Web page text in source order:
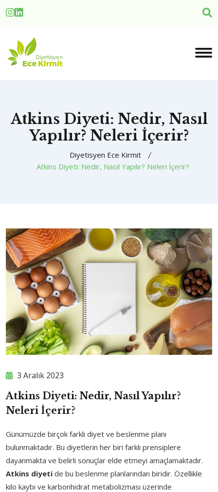
Atkins Diyeti: Nedir, Nasıl
Yapılır? Neleri İçerir?
Diyetisyen Ece Kirmit
Atkins Diyeti: Nedir, Nasıl Yapılır? Neleri İçerir?
3 Aralık 2023
Atkins Diyeti: Nedir, Nasıl Yapılır?
Neleri İçerir?
Günümüzde birçok farklı diyet ve beslenme planı
bulunmaktadır. Bu diyetlerin her biri farklı prensiplere
dayanmakta ve belirli sonuçlar elde etmeyi amaçlamaktadır.
Atkins diyeti de bu beslenme planlarından biridir. Özellikle
kilo kaybı ve karbonhidrat metabolizması üzerinde